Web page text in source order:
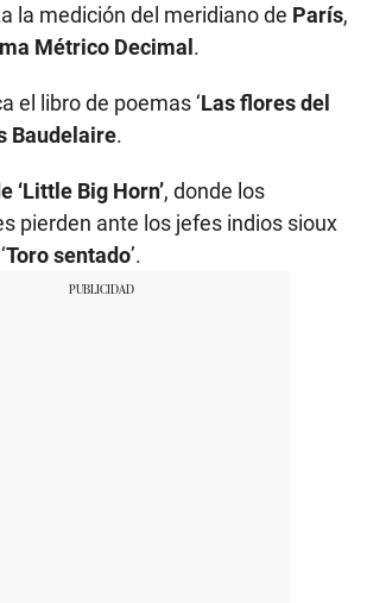
la medición del meridiano de París,
Métrico Decimal.
el libro de poemas ‘Las flores del
Baudelaire.
‘Little Big Horn’, donde los
pierden ante los jefes indios sioux
Toro sentado’.